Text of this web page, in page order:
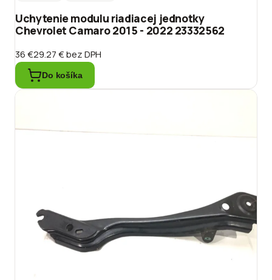
Uchytenie modulu riadiacej jednotky
Chevrolet Camaro 2015 - 2022 23332562
36 €29.27 €bez DPH
Do košíka